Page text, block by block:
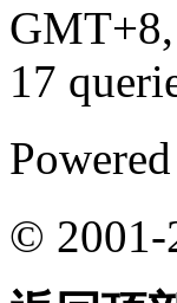
17
© 2001-